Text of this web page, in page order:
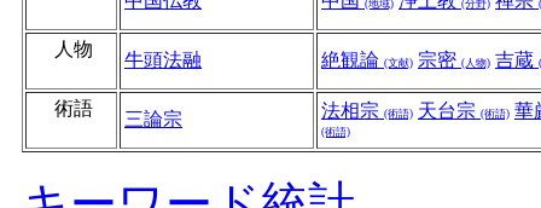
(地域) (分野)
人物
牛頭法融 絶観論 (文献) 宗密 (人物) 吉蔵
術語
三論宗 法相宗 (術語) 天台宗 (術語) 華
(術語)